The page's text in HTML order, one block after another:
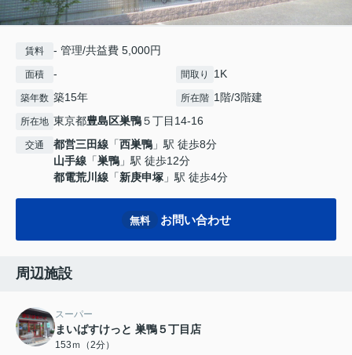
賃料 - 管理/共益費 5,000円
面積 - 間取り 1K
築年数 築15年 所在階 1階/3階建
所在地 東京都豊島区巣鴨５丁目14-16
交通 都営三田線 「西巣鴨 」駅 徒歩8分
山手線 「巣鴨 」駅 徒歩12分
都電荒川線 「新庚申塚 」駅 徒歩4分
無料 お問い合わせ
周辺施設
スーパー
まいばすけっと 巣鴨５丁目店
153ｍ（2分）